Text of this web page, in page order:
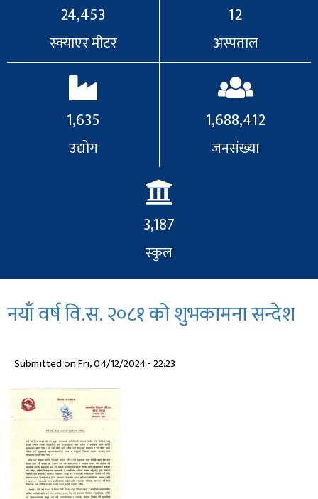
24,453
स्क्याएर मीटर
12
अस्पताल
1,635
उद्योग
1,688,412
जनसंख्या
3,187
स्कुल
नयाँ वर्ष वि‍.स. २०८१ को शुभकामना सन्देश
Submitted on Fri, 04/12/2024 - 22:23